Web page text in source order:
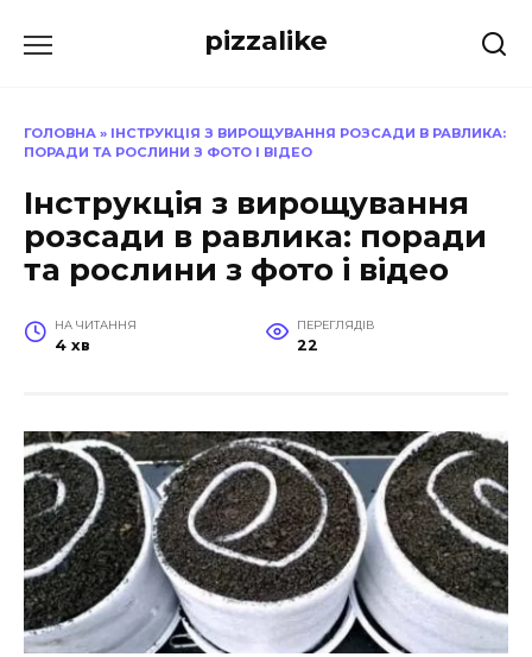
до
pizzalike
ГОЛОВНА » ІНСТРУКЦІЯ З ВИРОЩУВАННЯ РОЗСАДИ В РАВЛИКА:
ПОРАДИ ТА РОСЛИНИ З ФОТО І ВІДЕО
Інструкція з вирощування
розсади в равлика: поради
та рослини з фото і відео
НА ЧИТАННЯ
4 хв
ПЕРЕГЛЯДІВ
22